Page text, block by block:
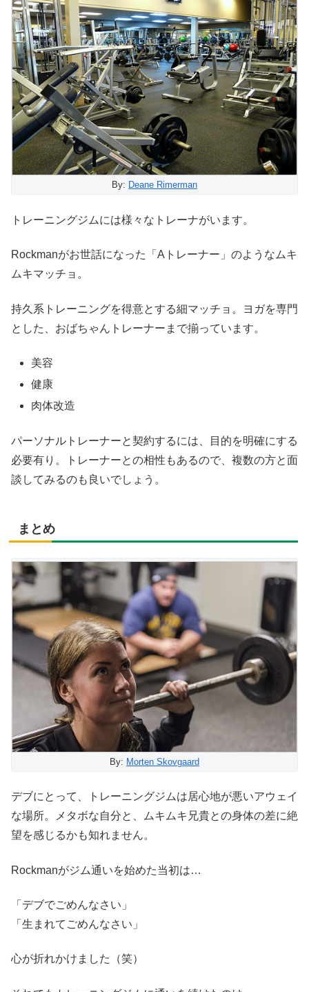
By: Deane Rimerman
トレーニングジムには様々なトレーナがいます。
Rockmanがお世話になった「Aトレーナー」のようなムキ
ムキマッチョ。
持久系トレーニングを得意とする細マッチョ。ヨガを専門
とした、おばちゃんトレーナーまで揃っています。
美容
健康
肉体改造
パーソナルトレーナーと契約するには、目的を明確にする
必要有り。トレーナーとの相性もあるので、複数の方と面
談してみるのも良いでしょう。
まとめ
By: Morten Skovgaard
デブにとって、トレーニングジムは居心地が悪いアウェイ
な場所。メタボな自分と、ムキムキ兄貴との身体の差に絶
望を感じるかも知れません。
Rockmanがジム通いを始めた当初は…
「デブでごめんなさい」
「生まれてごめんなさい」
心が折れかけました（笑）